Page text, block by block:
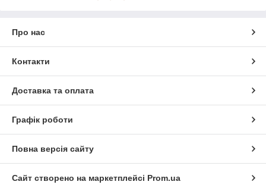
Про нас
Контакти
Доставка та оплата
Графік роботи
Повна версія сайту
Сайт створено на маркетплейсі Prom.ua